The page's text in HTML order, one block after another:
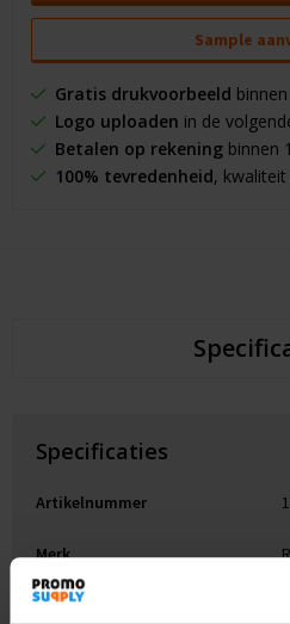
Sample
Gratis drukvoorbeeld
Logo uploaden in de
Betalen op rekeningbinnen
100% tevredenheid,
Specificaties
Artikelnummer
Merk
Gewicht